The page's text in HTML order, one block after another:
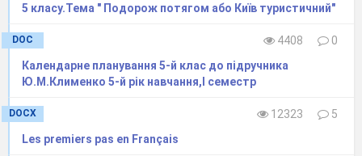
5 класу.Тема " Подорож потягом або Київ туристичний"
DOC 4408
0
Календарне планування 5-й клас до підручника
Ю.М.Клименко 5-й рік навчання,І семестр
DOCX 12323
5
Les premiers pas en Français